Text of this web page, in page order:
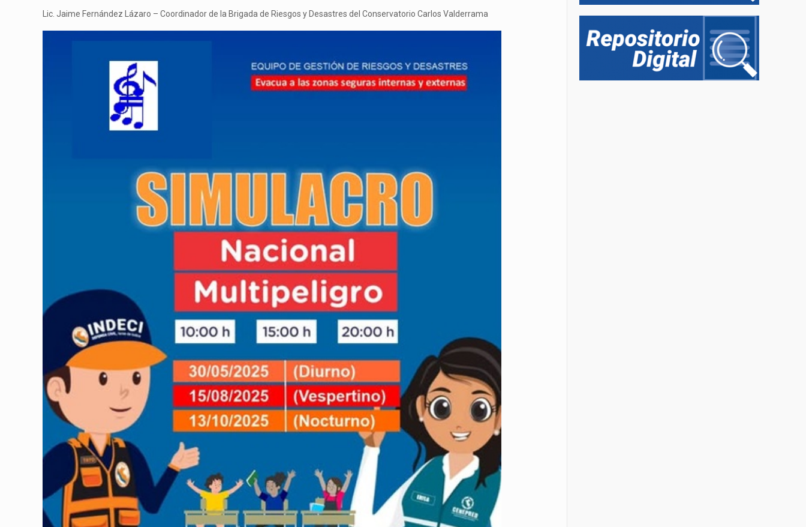
Lic. Jaime Fernández Lázaro – Coordinador de la Brigada de Riesgos y Desastres del Conservatorio Carlos Valderrama